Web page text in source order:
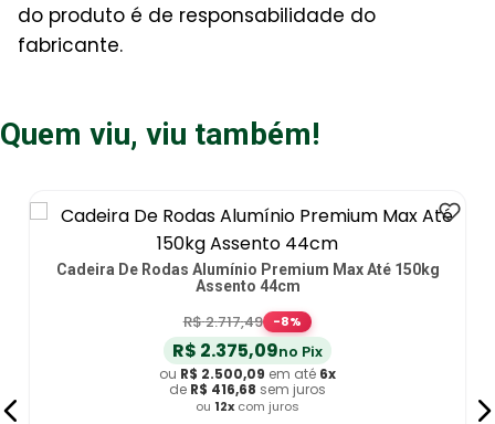
do produto é de responsabilidade do
fabricante.
Quem viu, viu também!
Cadeira De Rodas Alumínio Premium Max Até 150kg
Assento 44cm
R$2.717,49 -8%
R$ 2.375,09no Pix
ou R$ 2.500,09 em até 6x
de R$ 416,68 sem juros
ou 12x com juros